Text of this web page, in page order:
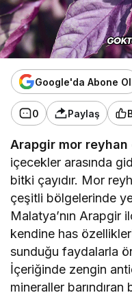
Google'da Abone Ol
0 Paylaş
Arapgir mor reyhan
içecekler arasında
bitki çayıdır. Mor
çeşitli bölgelerinde
Malatya’nın Arapgir
kendine has
sunduğu faydalarla
İçeriğinde zengin
mineraller barındıran